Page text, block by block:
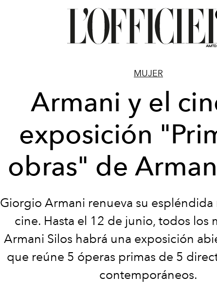
MUJER
Armani y el
exposición
obras" de
Giorgio Armani renueva su espléndida
cine. Hasta el 12 de junio, todos los
Armani Silos habrá una exposición
que reúne 5 óperas primas de 5
contemporáneos.